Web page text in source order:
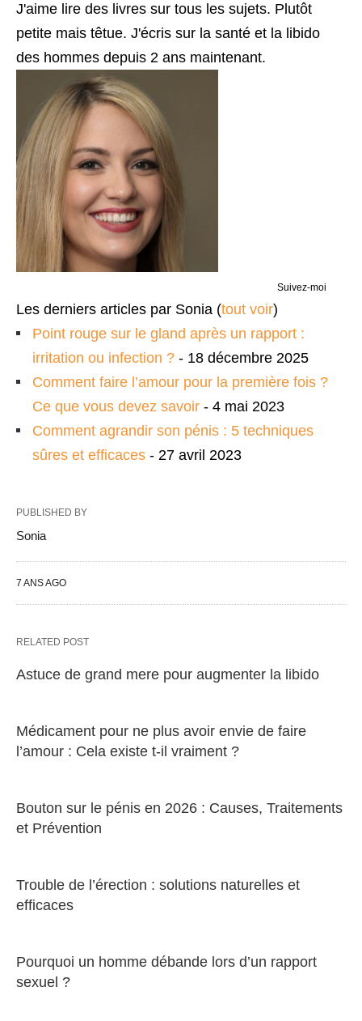
J'aime lire des livres sur tous les sujets. Plutôt
petite mais têtue. J'écris sur la santé et la libido
des hommes depuis 2 ans maintenant.
Suivez-moi
Les derniers articles par Sonia (tout voir)
Point rouge sur le gland après un rapport :
irritation ou infection ? - 18 décembre 2025
Comment faire l’amour pour la première fois ?
Ce que vous devez savoir - 4 mai 2023
Comment agrandir son pénis : 5 techniques
sûres et efficaces - 27 avril 2023
PUBLISHED BY
Sonia
7 ANS AGO
RELATED POST
Astuce de grand mere pour augmenter la libido
Médicament pour ne plus avoir envie de faire
l’amour : Cela existe t-il vraiment ?
Bouton sur le pénis en 2026 : Causes, Traitements
et Prévention
Trouble de l’érection : solutions naturelles et
efficaces
Pourquoi un homme débande lors d’un rapport
sexuel ?